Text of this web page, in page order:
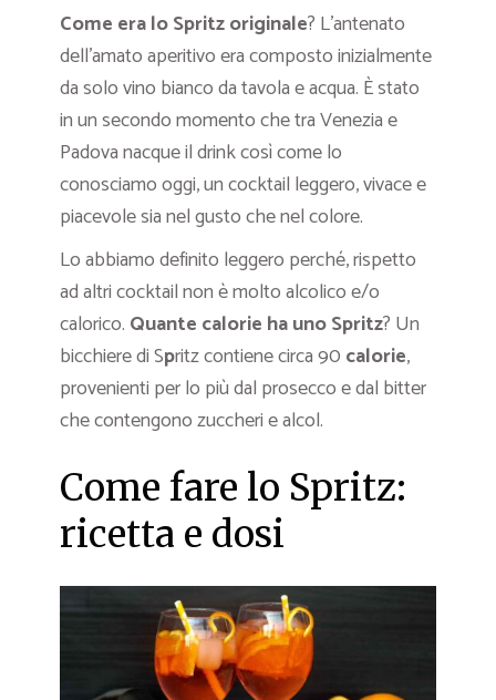
Come era lo Spritz originale? L’antenato
dell’amato aperitivo era composto inizialmente
da solo vino bianco da tavola e acqua. È stato
in un secondo momento che tra Venezia e
Padova nacque il drink così come lo
conosciamo oggi, un cocktail leggero, vivace e
piacevole sia nel gusto che nel colore.
Lo abbiamo definito leggero perché, rispetto
ad altri cocktail non è molto alcolico e/o
calorico. Quante calorie ha uno Spritz? Un
bicchiere di Spritz contiene circa 90 calorie,
provenienti per lo più dal prosecco e dal bitter
che contengono zuccheri e alcol.
Come fare lo Spritz:
ricetta e dosi